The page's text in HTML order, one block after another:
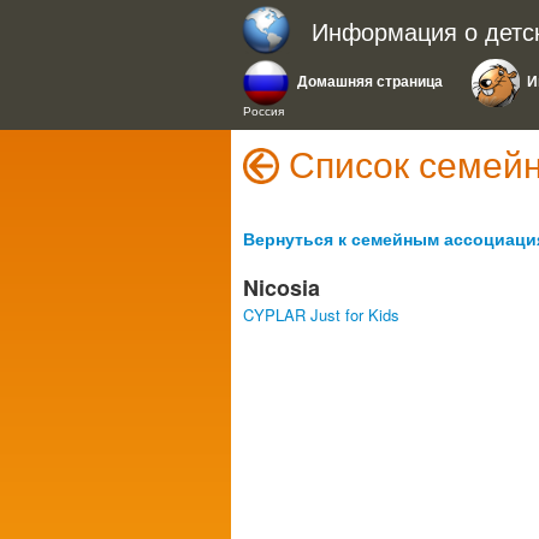
Информация о
Домашняя страница
Россия
Список
Вернуться к семейным
Nicosia
CYPLAR Just for Kids